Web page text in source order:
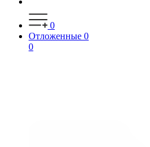
0
Отложенные 0
0